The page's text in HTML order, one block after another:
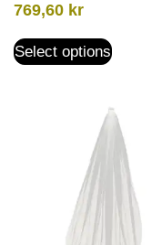
769,60 kr
Select options